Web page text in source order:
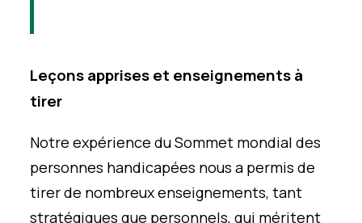
Leçons apprises et enseignements à
tirer
Notre expérience du Sommet mondial des
personnes handicapées nous a permis de
tirer de nombreux enseignements, tant
stratégiques que personnels, qui méritent